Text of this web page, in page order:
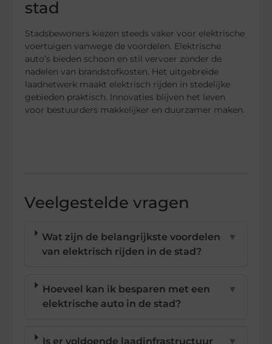
stad
Stadsbewoners kiezen steeds vaker voor elektrische
voertuigen vanwege de voordelen. Elektrische
auto’s bieden schoon en stil vervoer zonder de
nadelen van brandstofkosten. Het uitgebreide
laadnetwerk maakt elektrisch rijden in stedelijke
gebieden praktisch. Innovaties blijven het leven
voor bestuurders makkelijker en duurzamer maken.
Veelgestelde vragen
Wat zijn de belangrijkste voordelen
van elektrisch rijden in de stad?
▼
Hoeveel kan ik besparen met een
elektrische auto in de stad?
▼
Is er voldoende laadinfrastructuur
▼